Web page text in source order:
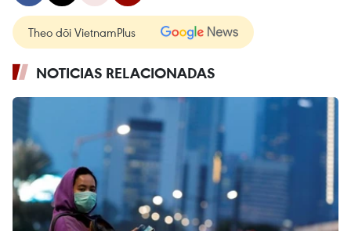
Theo dõi VietnamPlus
NOTICIAS RELACIONADAS